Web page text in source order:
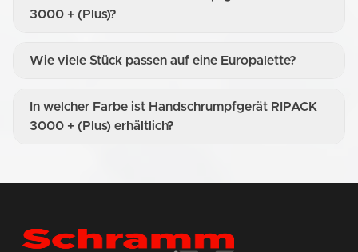
3000 + (Plus)?
Wie viele Stück passen auf eine Europalette?
In welcher Farbe ist Handschrumpfgerät RIPACK
3000 + (Plus) erhältlich?